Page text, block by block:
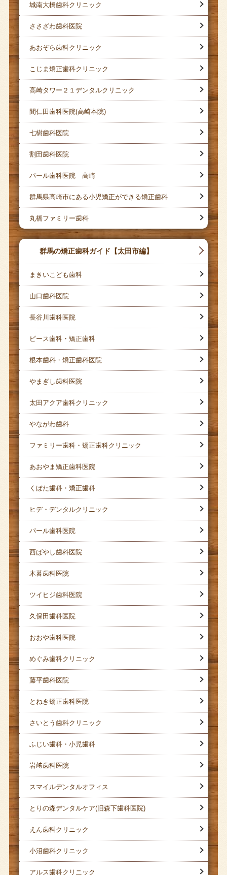
城南大橋歯科クリニック
ささざわ歯科医院
あおぞら歯科クリニック
こじま矯正歯科クリニック
高崎タワー２１デンタルクリニック
間仁田歯科医院(高崎本院)
七樹歯科医院
割田歯科医院
パール歯科医院 高崎
群馬県高崎市にある小児矯正ができる矯正歯科
丸橋ファミリー歯科
群馬の矯正歯科ガイド【太田市編】
まきいこども歯科
山口歯科医院
長谷川歯科医院
ピース歯科・矯正歯科
根本歯科・矯正歯科医院
やまぎし歯科医院
太田アクア歯科クリニック
やながわ歯科
ファミリー歯科・矯正歯科クリニック
あおやま矯正歯科医院
くぼた歯科・矯正歯科
ヒデ・デンタルクリニック
パール歯科医院
西ばやし歯科医院
木暮歯科医院
ツイヒジ歯科医院
久保田歯科医院
おおや歯科医院
めぐみ歯科クリニック
藤平歯科医院
とねき矯正歯科医院
さいとう歯科クリニック
ふじい歯科・小児歯科
岩﨑歯科医院
スマイルデンタルオフィス
とりの森デンタルケア(旧森下歯科医院)
えん歯科クリニック
小沼歯科クリニック
アルス歯科クリニック